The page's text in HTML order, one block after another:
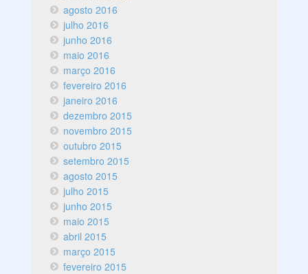
agosto 2016
julho 2016
junho 2016
maio 2016
março 2016
fevereiro 2016
janeiro 2016
dezembro 2015
novembro 2015
outubro 2015
setembro 2015
agosto 2015
julho 2015
junho 2015
maio 2015
abril 2015
março 2015
fevereiro 2015